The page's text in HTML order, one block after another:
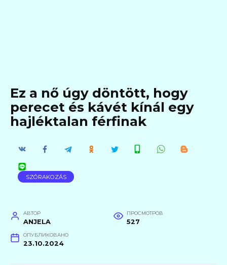
Ez a nő úgy döntött, hogy
perecet és kávét kínál egy
hajléktalan férfinak
SZÓRAKOZÁS
АВТОР
ANJELA
ПРОСМОТРОВ
527
ОПУБЛИКОВАНО
23.10.2024